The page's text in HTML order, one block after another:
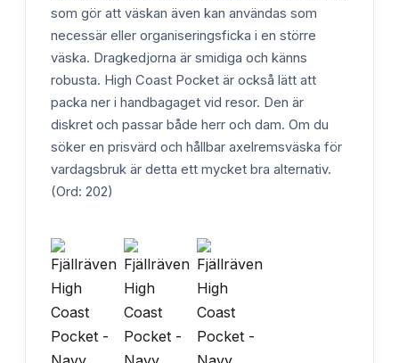
som gör att väskan även kan användas som
necessär eller organiseringsficka i en större
väska. Dragkedjorna är smidiga och känns
robusta. High Coast Pocket är också lätt att
packa ner i handbagaget vid resor. Den är
diskret och passar både herr och dam. Om du
söker en prisvärd och hållbar axelremsväska för
vardagsbruk är detta ett mycket bra alternativ.
(Ord: 202)